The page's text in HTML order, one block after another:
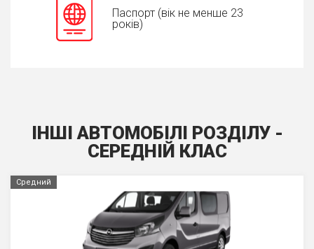
Паспорт (вік не менше 23
років)
ІНШІ АВТОМОБІЛІ РОЗДІЛУ -
СЕРЕДНIЙ КЛАС
Средний